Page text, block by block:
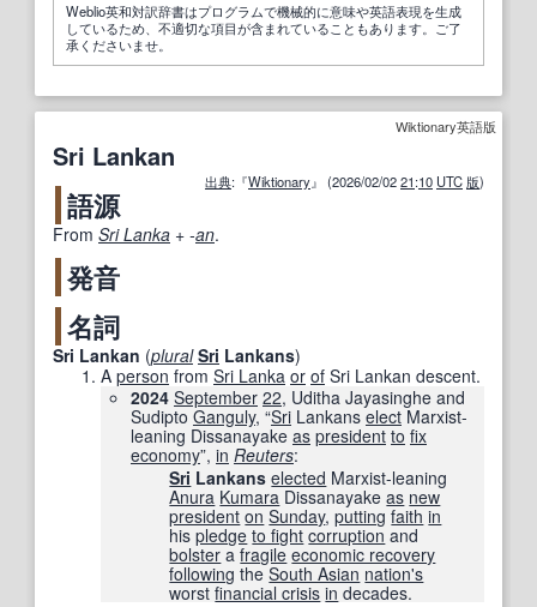
Weblio英和対訳辞書はプログラムで機械的に意味や英語表現を生成
しているため、不適切な項目が含まれていることもあります。ご了
承くださいませ。
Wiktionary英語版
Sri Lankan
出典:『Wiktionary』 (2026/02/0221:10 UTC 版)
語源
From Sri Lanka +‎ -an.
発音
名詞
Sri Lankan (plural Sri Lankans)
A person from Sri Lanka or of Sri Lankan descent.
2024 September 22, Uditha Jayasinghe and
Sudipto Ganguly, “Sri Lankans elect Marxist-
leaning Dissanayake as president to fix
economy”, in Reuters‎:
Sri Lankans elected Marxist-leaning
Anura Kumara Dissanayakeas new
president on Sunday,putting faith in
hispledge to fight corruption and
bolster afragile economic recovery
following theSouth Asian nation's
worstfinancial crisis in decades.